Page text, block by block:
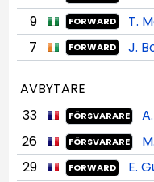
9 FORWARD T.
7 FORWARD J.
AVBYTARE
33
FÖRSVARARE
26 FÖRSVARARE
29 FORWARD E.